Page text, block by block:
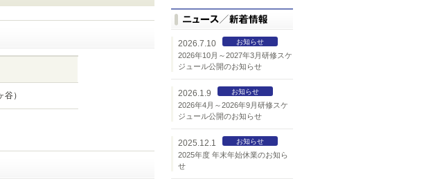
）
2026.7.10 お知らせ
2026年10月～2027年3月研修スケ
ジュール公開のお知らせ
2026.1.9 お知らせ
2026年4月～2026年9月研修スケ
ジュール公開のお知らせ
2025.12.1 お知らせ
2025年度 年末年始休業のお知ら
せ